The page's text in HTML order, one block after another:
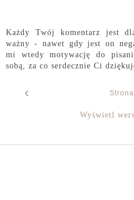
Każdy Twój komentarz jest
ważny - nawet gdy jest on
mi wtedy motywację do
sobą, za co serdecznie Ci
‹
Wyświetl